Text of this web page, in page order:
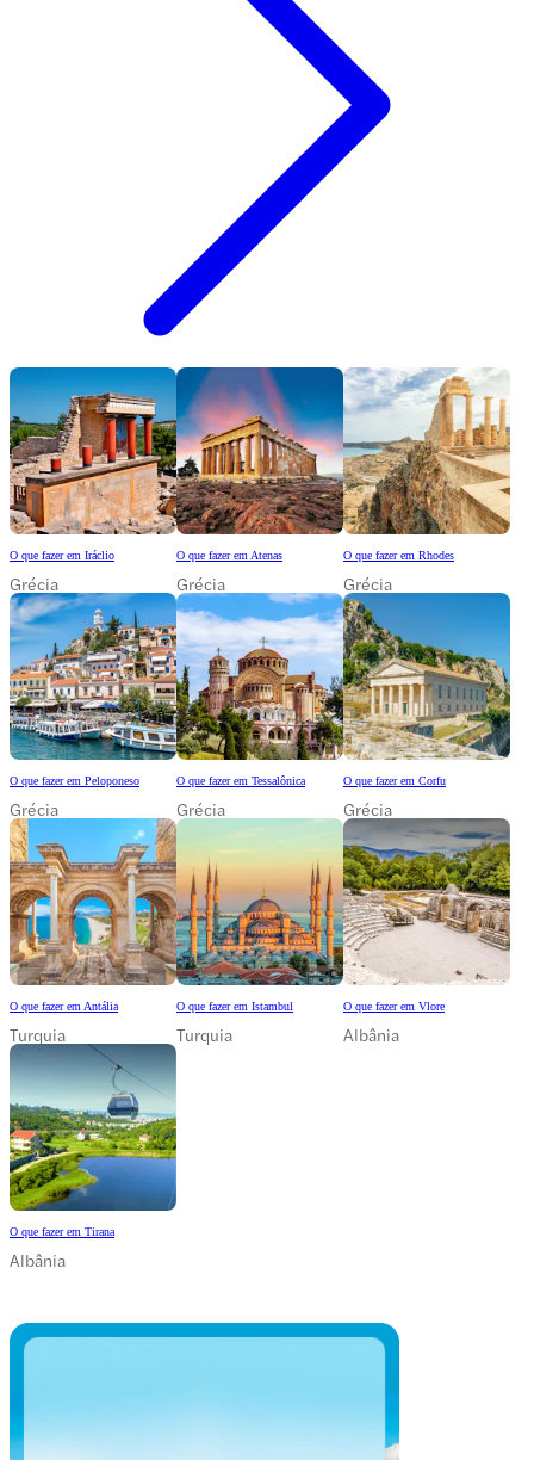
O que fazer em Iráclio
Grécia
O que fazer em Atenas
Grécia
O que fazer em Rhodes
Grécia
O que fazer em Peloponeso
Grécia
O que fazer em Tessalônica
Grécia
O que fazer em Corfu
Grécia
O que fazer em Antália
Turquia
O que fazer em Istambul
Turquia
O que fazer em Vlore
Albânia
O que fazer em Tirana
Albânia